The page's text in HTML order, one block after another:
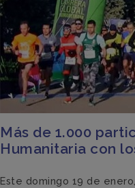
Más de 1.000
Humanitaria con
Este domingo 19 de